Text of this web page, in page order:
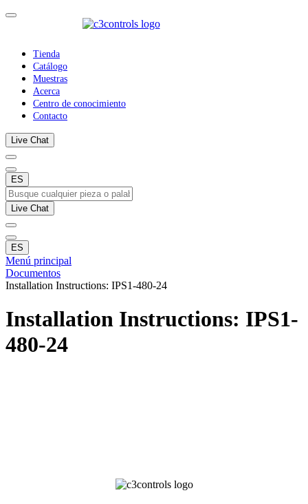
Tienda
Catálogo
Muestras
Acerca
Centro de conocimiento
Contacto
Live Chat
ES
Live Chat
ES
Menú principal
Documentos
Installation Instructions: IPS1-480-24
Installation Instructions: IPS1-
480-24